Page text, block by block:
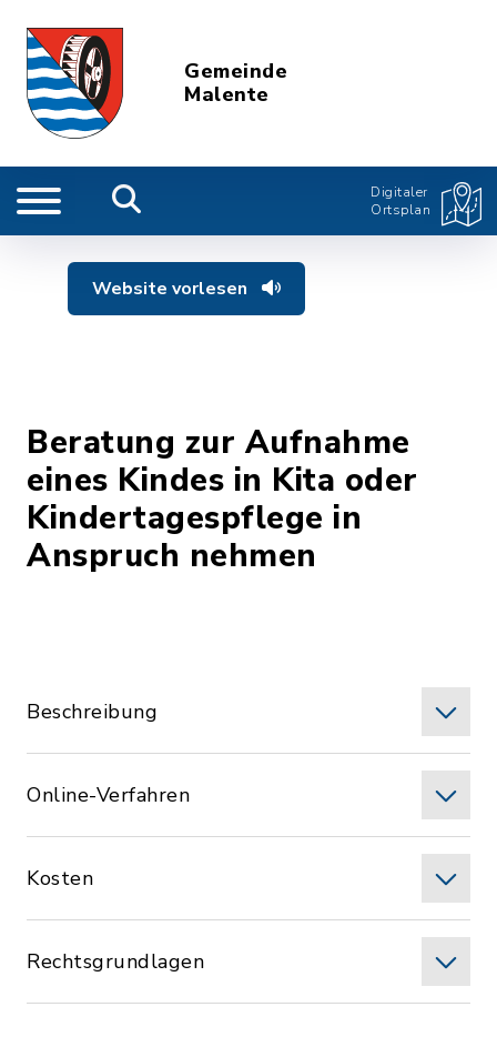
Gemeinde
Malente
Digitaler
Ortsplan
Website vorlesen
Beratung zur Aufnahme
eines Kindes in Kita oder
Kindertagespflege in
Anspruch nehmen
Beschreibung
Online-Verfahren
Kosten
Rechtsgrundlagen